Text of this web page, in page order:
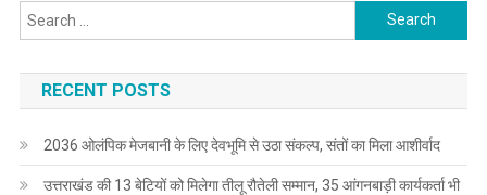
Search
for:
RECENT POSTS
2036 ओलंपिक मेजबानी के लिए देवभूमि से उठा संकल्प, संतों का मिला आशीर्वाद
उत्तराखंड की 13 बेटियों को मिलेगा तीलू रौतेली सम्मान, 35 आंगनबाड़ी कार्यकर्ता भी